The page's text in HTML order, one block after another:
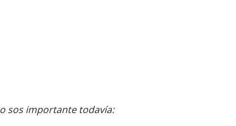
sos importante todavía: